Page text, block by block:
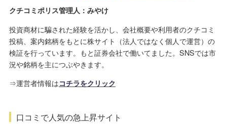
クチコミポリス管理人：みやけ
投資商材に騙された経験を活かし、会社概要や利用者のクチコミ
投稿、案内銘柄をもとに株サイト（法人ではなく個人で運営）の
検証を行っています。もと証券会社で働いてました。SNSでは市
況や銘柄を主につぶやきます。
⇒運営者情報はコチラをクリック
口コミで人気の急上昇サイト